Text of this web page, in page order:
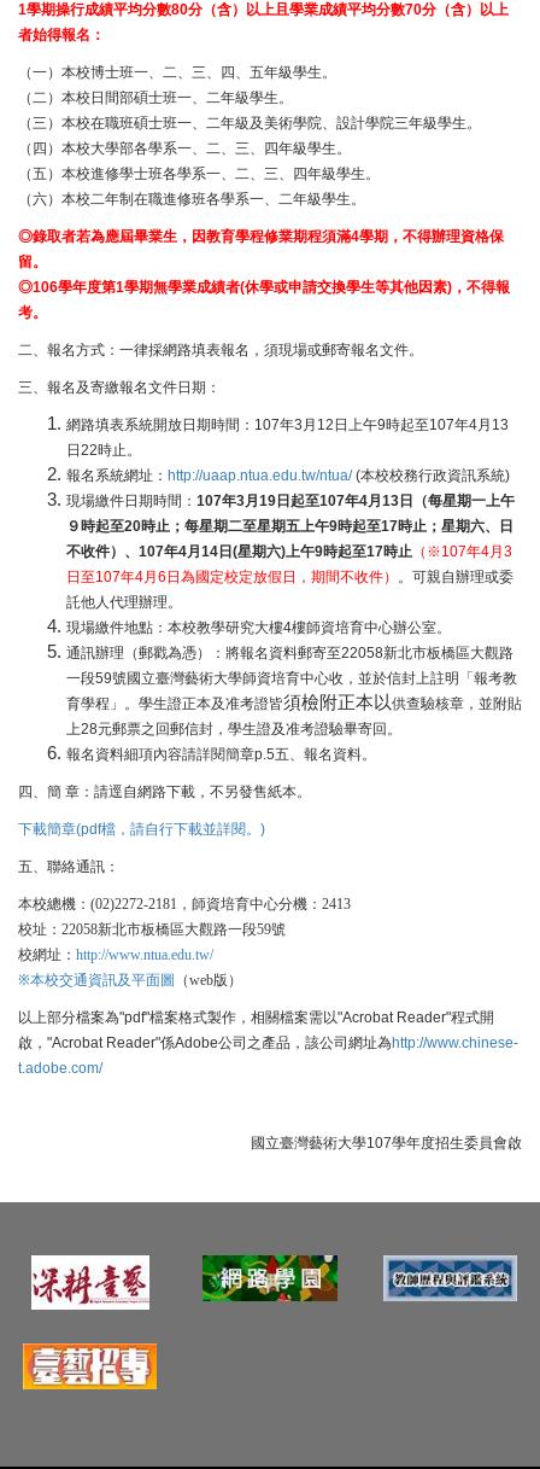
1學期操行成績平均分數80分（含）以上且學業成績平均分數70分（含）以上
者始得報名：
（一）本校博士班一、二、三、四、五年級學生。
（二）本校日間部碩士班一、二年級學生。
（三）本校在職班碩士班一、二年級及美術學院、設計學院三年級學生。
（四）本校大學部各學系一、二、三、四年級學生。
（五）本校進修學士班各學系一、二、三、四年級學生。
（六）本校二年制在職進修班各學系一、二年級學生。
◎錄取者若為應屆畢業生，因教育學程修業期程須滿4學期，不得辦理資格保
留。
◎106學年度第1學期無學業成績者(休學或申請交換學生等其他因素)，不得報
考。
二、報名方式：一律採網路填表報名，須現場或郵寄報名文件。
三、報名及寄繳報名文件日期：
網路填表系統開放日期時間：107年3月12日上午9時起至107年4月13
日22時止。
報名系統網址： http://uaap.ntua.edu.tw/ntua/(本校校務行政資訊系統)
現場繳件日期時間： 107年3月19日起至107年4月13日（每星期一上午
９時起至20時止；每星期二至星期五上午9時起至17時止；星期六、日
不收件）、107年4月14日(星期六)上午9時起至17時止 （※107年4月3
日至107年4月6日為國定校定放假日，期間不收件） 。可親自辦理或委
託他人代理辦理。
現場繳件地點：本校教學研究大樓4樓師資培育中心辦公室。
通訊辦理（郵戳為憑）：將報名資料郵寄至22058新北市板橋區大觀路
一段59號國立臺灣藝術大學師資培育中心收，並於信封上註明「報考教
育學程」。學生證正本及准考證皆須檢附正本以供查驗核章，並附貼
上28元郵票之回郵信封，學生證及准考證驗畢寄回。
報名資料細項內容請詳閱簡章p.5五、報名資料。
四、簡 章：請逕自網路下載，不另發售紙本。
下載簡章(pdf檔，請自行下載並詳閱。)
五、聯絡通訊：
本校總機： (02)2272-2181 ，師資培育中心分機： 2413
校址： 22058新北市板橋區大觀路一段59號
校網址： http://www.ntua.edu.tw/
※本校交通資訊及平面圖 （web版）
以上部分檔案為"pdf"檔案格式製作，相關檔案需以"Acrobat Reader"程式開
啟，"Acrobat Reader"係Adobe公司之產品，該公司網址為http://www.chinese-
t.adobe.com/
國立臺灣藝術大學107學年度招生委員會啟